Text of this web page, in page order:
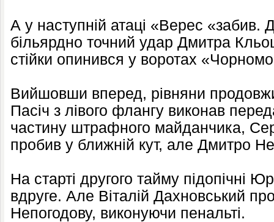
А у наступній атаці «Верес «забив.
більярдно точний удар Дмитра
стійки опинився у воротах
Вийшовши вперед, рівняни
Пасіч з лівого флангу виконав
частину штрафного майданчика,
пробив у ближній кут, але Дмитро
На старті другого тайму підопічні
вдруге. Але Віталій Дахновський
Непогодову, виконуючи пенальті.